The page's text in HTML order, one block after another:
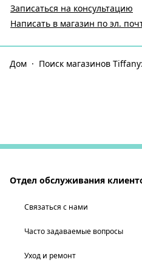
Записаться на консультацию
Написать в магазин по эл.
Дом Поиск магазинов
Отдел обслуживания
Связаться с нами
Часто задаваемые вопросы
Уход и ремонт